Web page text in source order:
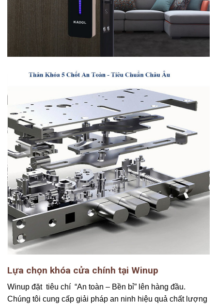
Lựa chọn khóa cửa chính tại Winup
Winup đặt tiêu chí “An toàn – Bền bỉ” lên hàng đầu.
Chúng tôi cung cấp giải pháp an ninh hiệu quả chất lượng